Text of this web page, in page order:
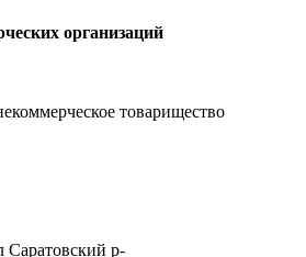
организаций
товарищество
Саратовский р-